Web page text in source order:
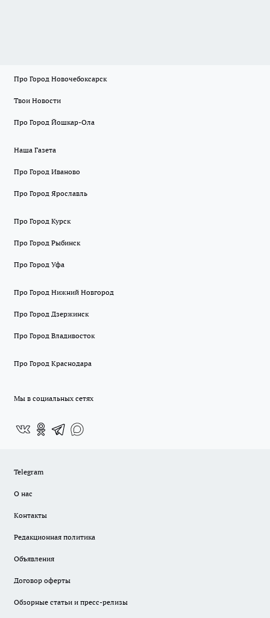
Про Город Новочебоксарск
Твои Новости
Про Город Йошкар-Ола
Наша Газета
Про Город Иваново
Про Город Ярославль
Про Город Курск
Про Город Рыбинск
Про Город Уфа
Про Город Нижний Новгород
Про Город Дзержинск
Про Город Владивосток
Про Город Краснодара
Мы в социальных сетях
Telegram
О нас
Контакты
Редакционная политика
Объявления
Договор оферты
Обзорные статьи и пресс-релизы